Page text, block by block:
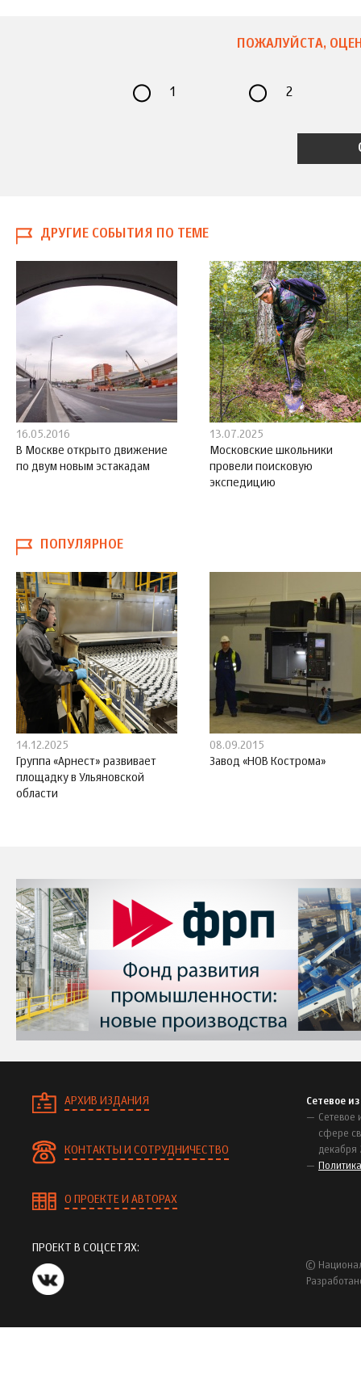
ПОЖАЛУЙСТА,
1 2
ДРУГИЕ СОБЫТИЯ ПО ТЕМЕ
16.05.2016
В Москве открыто движение
по двум новым эстакадам
13.07.2025
Московские школьники
провели поисковую
экспедицию
ПОПУЛЯРНОЕ
14.12.2025
Группа «Арнест» развивает
площадку в Ульяновской
области
08.09.2015
Завод «НОВ Кострома»
АРХИВ ИЗДАНИЯ
КОНТАКТЫ И СОТРУДНИЧЕСТВО
О ПРОЕКТЕ И АВТОРАХ
Сетевое
Сетевое
сфере
декабря
ПРОЕКТ В СОЦСЕТЯХ:
©